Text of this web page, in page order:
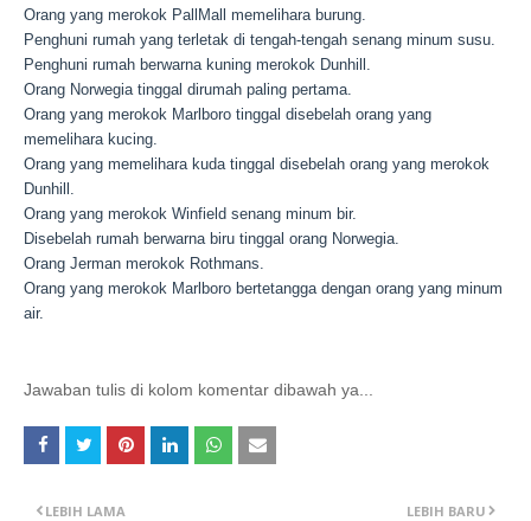
Orang yang merokok PallMall memelihara burung.
Penghuni rumah yang terletak di tengah-tengah senang minum susu.
Penghuni rumah berwarna kuning merokok Dunhill.
Orang Norwegia tinggal dirumah paling pertama.
Orang yang merokok Marlboro tinggal disebelah orang yang
memelihara kucing.
Orang yang memelihara kuda tinggal disebelah orang yang merokok
Dunhill.
Orang yang merokok Winfield senang minum bir.
Disebelah rumah berwarna biru tinggal orang Norwegia.
Orang Jerman merokok Rothmans.
Orang yang merokok Marlboro bertetangga dengan orang yang minum
air.
Jawaban tulis di kolom komentar dibawah ya...
LEBIH BARU
LEBIH LAMA